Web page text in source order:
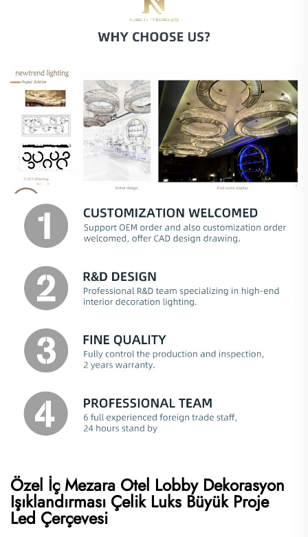
Özel İç Mezara Otel Lobby Dekorasyon
Işıklandırması Çelik Luks Büyük Proje
Led Çerçevesi